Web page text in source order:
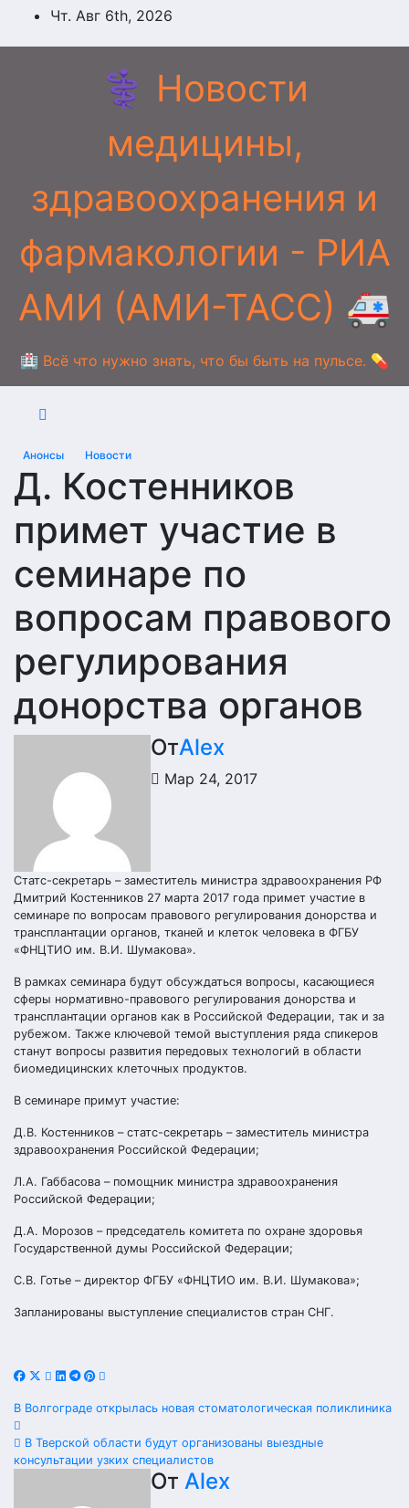
ПерейтиЧт. Авг 6th, 2026
⚕️ Новости
медицины,
здравоохранения и
фармакологии - РИА
АМИ (АМИ-ТАСС) 🚑
🏥 Всё что нужно знать, что бы быть на пульсе. 💊
Анонсы Новости
Д. Костенников
примет участие в
семинаре по
вопросам правового
регулирования
донорства органов
ОтAlex
Мар 24, 2017
Статс-секретарь – заместитель министра здравоохранения РФ
Дмитрий Костенников 27 марта 2017 года примет участие в
семинаре по вопросам правового регулирования донорства и
трансплантации органов, тканей и клеток человека в ФГБУ
«ФНЦТИО им. В.И. Шумакова».
В рамках семинара будут обсуждаться вопросы, касающиеся
сферы нормативно-правового регулирования донорства и
трансплантации органов как в Российской Федерации, так и за
рубежом. Также ключевой темой выступления ряда спикеров
станут вопросы развития передовых технологий в области
биомедицинских клеточных продуктов.
В семинаре примут участие:
Д.В. Костенников – статс-секретарь – заместитель министра
здравоохранения Российской Федерации;
Л.А. Габбасова – помощник министра здравоохранения
Российской Федерации;
Д.А. Морозов – председатель комитета по охране здоровья
Государственной думы Российской Федерации;
С.В. Готье – директор ФГБУ «ФНЦТИО им. В.И. Шумакова»;
Запланированы выступление специалистов стран СНГ.
Навигация
по
В Волгограде открылась новая стоматологическая поликлиника
В Тверской области будут организованы выездные
консультации узких специалистов
От Alex